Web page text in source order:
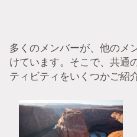
多くのメンバーが、他のメ
けています。そこで、共通
ティビティをいくつかご紹